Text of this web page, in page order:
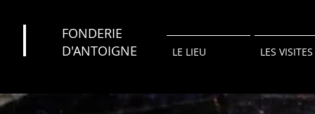
FONDERIE
D'ANTOIGNE
LE LIEU LES VISITES